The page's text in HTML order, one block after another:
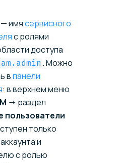
— имясервисного
с ролями
доступа
. Можно
впанели
: в верхнем меню
→ раздел
пользователи
только
и
с ролью